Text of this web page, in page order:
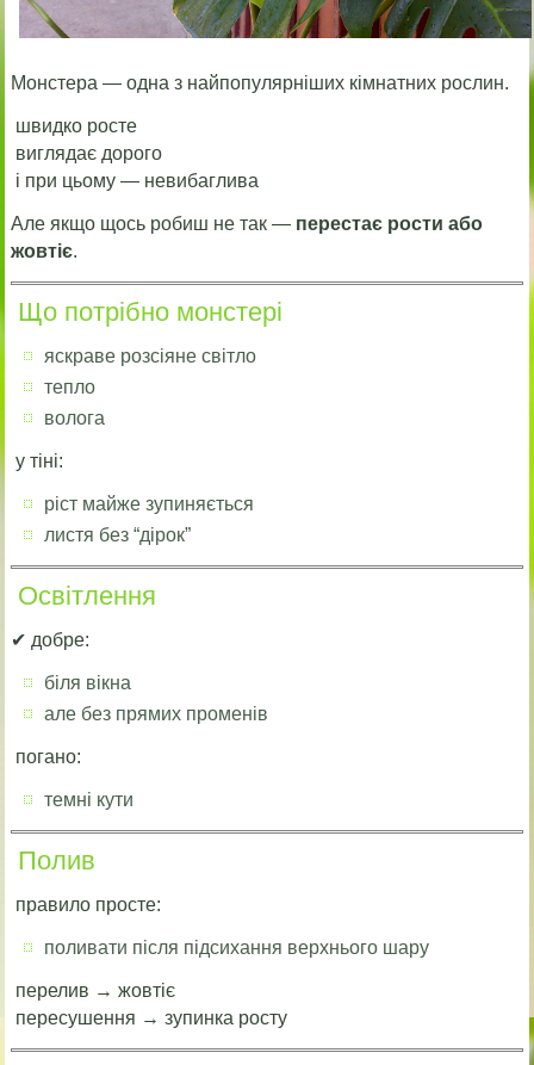
Монстера — одна з найпопулярніших кімнатних рослин.
швидко росте
виглядає дорого
і при цьому — невибаглива
Але якщо щось робиш не так — перестає рости або
жовтіє.
Що потрібно монстері
яскраве розсіяне світло
тепло
волога
у тіні:
ріст майже зупиняється
листя без “дірок”
Освітлення
✔ добре:
біля вікна
але без прямих променів
погано:
темні кути
Полив
правило просте:
поливати після підсихання верхнього шару
перелив → жовтіє
пересушення → зупинка росту